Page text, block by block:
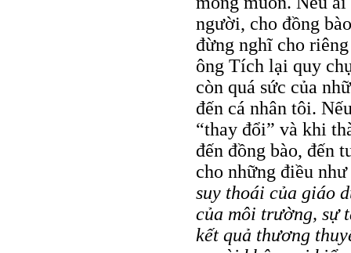
người, cho đồng
đừng nghĩ cho
ông Tích lại quy
còn quá sức của
đến cá nhân tôi.
“thay đổi” và khi
đến đồng bào, đến
cho những điều
suy thoái của giáo
của môi trường, sự
kết quả thương